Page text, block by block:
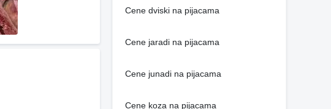
Cene dviski na pijacama
Cene jaradi na pijacama
Cene junadi na pijacama
Cene koza na pijacama